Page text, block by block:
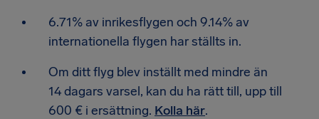
6.71% av inrikesflygen och 9.14% av
internationella flygen har ställts in.
Om ditt flyg blev inställt med mindre än
14 dagars varsel, kan du ha rätt till, upp till
600 € i ersättning. Kolla här.